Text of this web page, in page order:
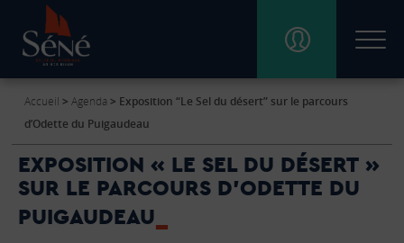
VIE MUNICIPALE
SÉNÉ PRATIQUE
CULTURE, SPORT ET VIE ASSOCIATIVE
Accueil > Agenda > Exposition “Le Sel du désert” sur le parcours
d’Odette du Puigaudeau
EXPOSITION « LE SEL DU DÉSERT »
SUR LE PARCOURS D’ODETTE DU
PUIGAUDEAU